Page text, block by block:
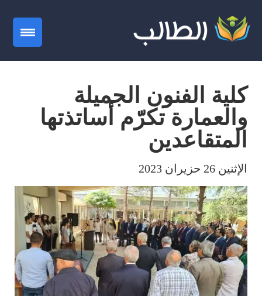
كلية الفنون الجميلة
والعمارة تكرّم أساتذتها
المتقاعدين
الإثنين 26 حزيران 2023